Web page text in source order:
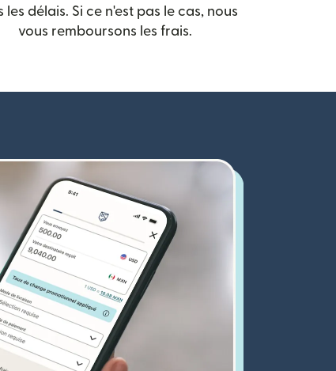
fenêtre)
les délais. Si ce n'est pas le cas, nous
vous remboursons les frais.